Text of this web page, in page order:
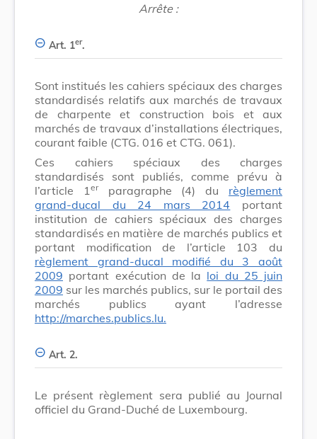
Arrête :
Art. 1er.
Sont institués les cahiers spéciaux des charges
standardisés relatifs aux marchés de travaux
de charpente et construction bois et aux
marchés de travaux d’installations électriques,
courant faible (CTG. 016 et CTG. 061).
Ces cahiers spéciaux des charges
standardisés sont publiés, comme prévu à
l’article 1 erparagraphe (4) du règlement
grand-ducal du 24 mars 2014 portant
institution de cahiers spéciaux des charges
standardisés en matière de marchés publics et
portant modification de l’article 103 du
règlement grand-ducal modifié du 3 août
2009 portant exécution de la loi du 25 juin
2009 sur les marchés publics, sur le portail des
marchés publics ayant l’adresse
http://marches.publics.lu.
Art. 2.
Le présent règlement sera publié au Journal
officiel du Grand-Duché de Luxembourg.